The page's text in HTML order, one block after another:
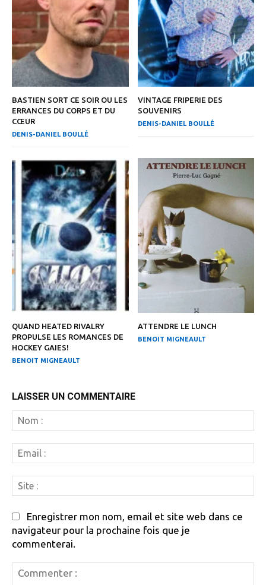
BASTIEN SORT CE SOIR OU LES
ERRANCES DU CORPS ET DU
CŒUR
DENIS-DANIEL BOULLÉ
VINTAGE FRIPERIE DES
SOUVENIRS
DENIS-DANIEL BOULLÉ
QUAND HEATED RIVALRY
PROPULSE LES ROMANCES DE
HOCKEY GAIES!
BENOIT MIGNEAULT
ATTENDRE LE LUNCH
BENOIT MIGNEAULT
LAISSER UN COMMENTAIRE
:
:
:
Enregistrer mon nom, email et site web dans ce
navigateur pour la prochaine fois que je
commenterai.